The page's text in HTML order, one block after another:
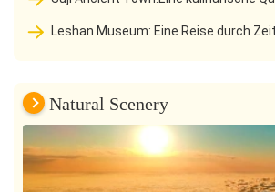
drei Flüsse sind eine Legende eines Buddha
Gastronomischen Haven
Natural Scenery